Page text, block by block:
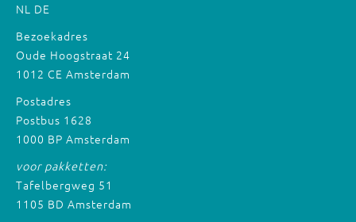
NL DE
Bezoekadres
Oude Hoogstraat 24
1012 CE Amsterdam
Postadres
Postbus 1628
1000 BP Amsterdam
voor pakketten:
Tafelbergweg 51
1105 BD Amsterdam